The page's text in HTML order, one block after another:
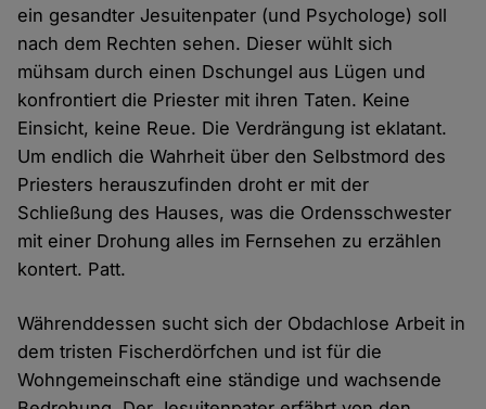
ein gesandter Jesuitenpater (und Psychologe) soll
nach dem Rechten sehen. Dieser wühlt sich
mühsam durch einen Dschungel aus Lügen und
konfrontiert die Priester mit ihren Taten. Keine
Einsicht, keine Reue. Die Verdrängung ist eklatant.
Um endlich die Wahrheit über den Selbstmord des
Priesters herauszufinden droht er mit der
Schließung des Hauses, was die Ordensschwester
mit einer Drohung alles im Fernsehen zu erzählen
kontert. Patt.
Währenddessen sucht sich der Obdachlose Arbeit in
dem tristen Fischerdörfchen und ist für die
Wohngemeinschaft eine ständige und wachsende